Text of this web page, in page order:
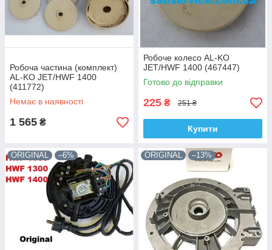
Робоча частина (комплект)
AL-KO JET/HWF 1400
(411772)
Немає в наявності
1 565 ₴
Робоче колесо AL-KO
JET/HWF 1400 (467447)
Готово до відправки
225 ₴ 251 ₴
Купити
ORIGINAL –6% ORIGINAL –13%